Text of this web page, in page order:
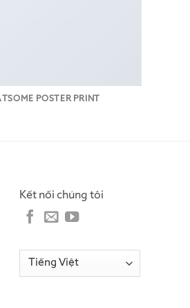
POSTER PRINT
Kết nối chúng tôi